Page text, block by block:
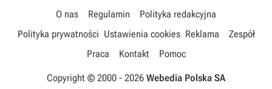
O nas Regulamin
Polityka redakcyjna
Polityka prywatności Ustawienia cookies Reklama
Zespół
Praca
Kontakt Pomoc
Copyright © 2000 - 2026 Webedia Polska SA